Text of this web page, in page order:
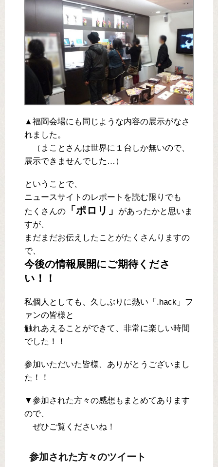
▲福岡会場にも同じような内容の展示がなさ
れました。
（まことさんは世界に１台しか無いので、
展示できませんでした…）
ということで、
ニュースサイトのレポートを読む限りでも
たくさんの
「ポロリ」
があったかと思いま
すが、
まだまだお伝えしたことがたくさんりますの
で、
今後の情報展開にご期待くださ
い！！
私個人としても、久しぶりに熱い「.hack」フ
ァンの皆様と
触れあえることができて、非常に楽しい時間
でした！！
参加いただいた皆様、ありがとうございまし
た！！
▼参加された方々の感想もまとめてあります
ので、
ぜひご覧くださいね！
参加された方々のツイート